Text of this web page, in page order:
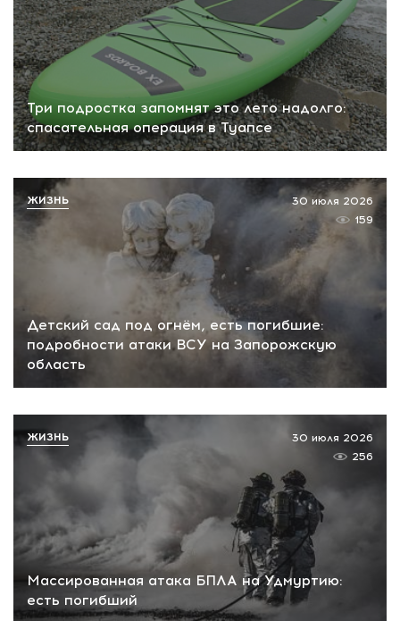
Три подростка запомнят это лето надолго:
спасательная операция в Туапсе
Детский сад под огнём, есть погибшие:
подробности атаки ВСУ на Запорожскую
область
30 июля 2026
159
ЖИЗНЬ
Массированная атака БПЛА на Удмуртию:
есть погибший
30 июля 2026
256
ЖИЗНЬ